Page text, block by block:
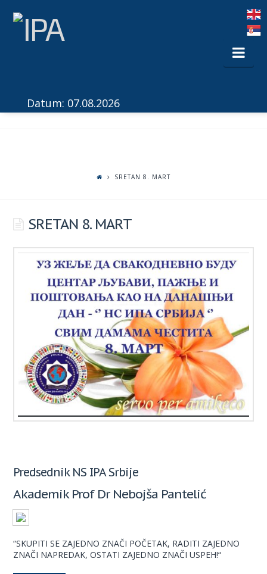
Datum: 07.08.2026
SRETAN 8. MART
SRETAN 8. MART
Predsednik NS IPA Srbije
Akademik Prof Dr Nebojša Pantelić
“SKUPITI SE ZAJEDNO ZNAČI POČETAK, RADITI ZAJEDNO
ZNAČI NAPREDAK, OSTATI ZAJEDNO ZNAČI USPEH!“